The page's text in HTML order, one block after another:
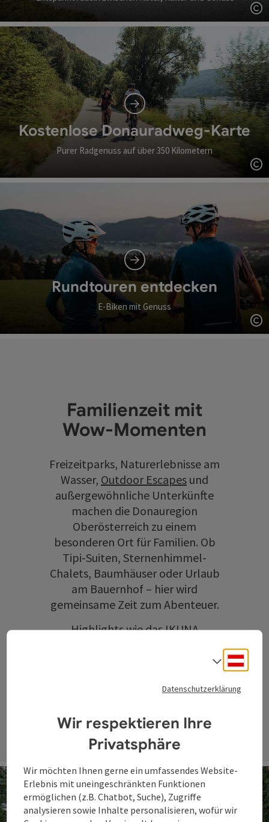
Kostenlose Donauradweg-Karte
Purer Radgenuss auf über 350 Kilometern
Rundtouren entdecken
E-Biken mit Genuss
Familienzeit mit
Wow-Momenten
Freizeitparks, Naturerlebnisse am
Wasser, Outdoor Escapes und
außergewöhnliche Unterkünfte
machen die Donauregion
Oberösterreich zu einem
besonderen Ort für Familien. Ob
Tipi-Suiten, Sternenhimmel-
Chalets, Baumhäuser oder Urlaub
am Bauernhof – hier wird
gemeinsame Zeit zum Abenteuer.
Highlights wie dasIKUNA
Datenschutzerklärung
Wir respektieren Ihre
Privatsphäre
Wir möchten Ihnen gerne ein umfassendes Website-
Erlebnis mit uneingeschränkten Funktionen
ermöglichen (z.B. Chatbot, Suche), Zugriffe
analysieren sowie Inhalte personalisieren, wofür wir